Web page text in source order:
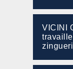
VICINI